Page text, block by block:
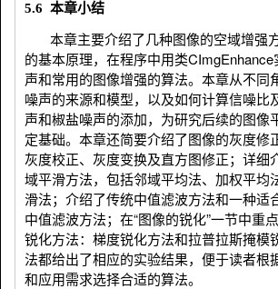
value *= f;
//取结果的绝对值
value =
if (value > 255)
{
*pDst = 255;
}
else
{
*pDst = (unsigned
}
}
}
}
5.6 本章小结
本章主要介绍了几种图像的空域增强
的基本原理，在程序中用类
声和常用的图像增强的算法。本章从不同
噪声的来源和模型，以及如何计算信噪比
声和椒盐噪声的添加，为研究后续的图像
定基础。本章还简要介绍了图像的灰度修
灰度校正、灰度变换及直方图修正；详细
域平滑方法，包括邻域平均法、加权平均
滑法；介绍了传统中值滤波方法和一种适
中值滤波方法；在“图像的锐化”一节中重
锐化方法：梯度锐化方法和拉普拉斯掩模
法都给出了相应的实验结果，便于读者根
和应用需求选择合适的算法。